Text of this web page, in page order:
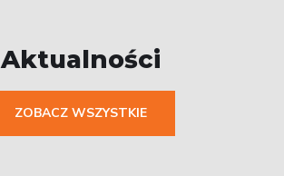
Aktualności
ZOBACZ WSZYSTKIE